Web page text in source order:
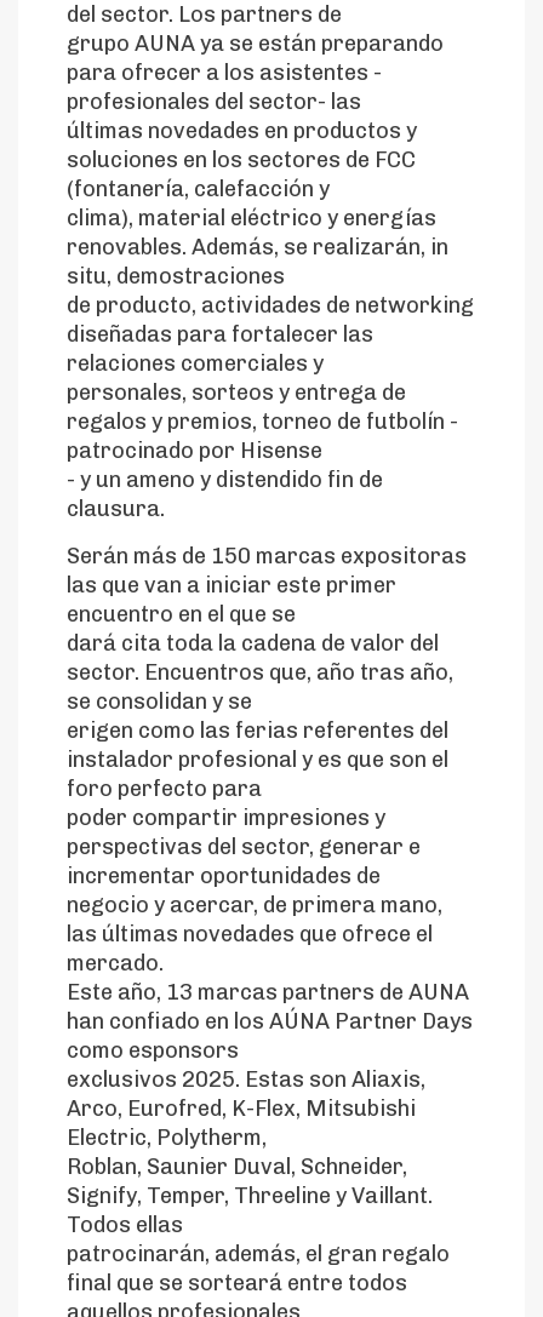
del sector. Los partners de
grupo AUNA ya se están preparando
para ofrecer a los asistentes -
profesionales del sector- las
últimas novedades en productos y
soluciones en los sectores de FCC
(fontanería, calefacción y
clima), material eléctrico y energías
renovables. Además, se realizarán, in
situ, demostraciones
de producto, actividades de networking
diseñadas para fortalecer las
relaciones comerciales y
personales, sorteos y entrega de
regalos y premios, torneo de futbolín -
patrocinado por Hisense
- y un ameno y distendido fin de
clausura.
Serán más de 150 marcas expositoras
las que van a iniciar este primer
encuentro en el que se
dará cita toda la cadena de valor del
sector. Encuentros que, año tras año,
se consolidan y se
erigen como las ferias referentes del
instalador profesional y es que son el
foro perfecto para
poder compartir impresiones y
perspectivas del sector, generar e
incrementar oportunidades de
negocio y acercar, de primera mano,
las últimas novedades que ofrece el
mercado.
Este año, 13 marcas partners de AUNA
han confiado en los AÚNA Partner Days
como esponsors
exclusivos 2025. Estas son Aliaxis,
Arco, Eurofred, K-Flex, Mitsubishi
Electric, Polytherm,
Roblan, Saunier Duval, Schneider,
Signify, Temper, Threeline y Vaillant.
Todos ellas
patrocinarán, además, el gran regalo
final que se sorteará entre todos